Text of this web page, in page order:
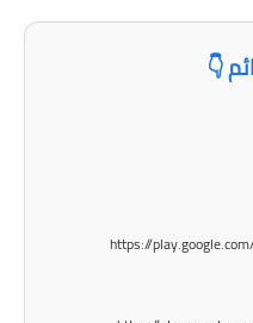
نتائج القبول المركزي
👇
https://